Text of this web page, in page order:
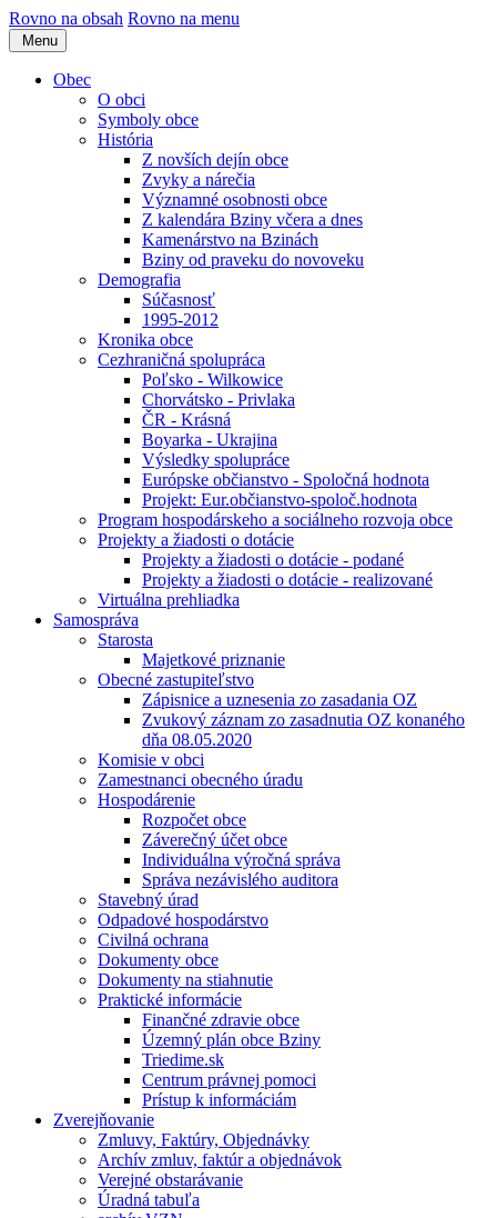
Rovno na obsah Rovno na menu
Menu
Obec
O obci
Symboly obce
História
Z novších dejín obce
Zvyky a nárečia
Významné osobnosti obce
Z kalendára Bziny včera a dnes
Kamenárstvo na Bzinách
Bziny od praveku do novoveku
Demografia
Súčasnosť
1995-2012
Kronika obce
Cezhraničná spolupráca
Poľsko - Wilkowice
Chorvátsko - Privlaka
ČR - Krásná
Boyarka - Ukrajina
Výsledky spolupráce
Európske občianstvo - Spoločná hodnota
Projekt: Eur.občianstvo-spoloč.hodnota
Program hospodárskeho a sociálneho rozvoja obce
Projekty a žiadosti o dotácie
Projekty a žiadosti o dotácie - podané
Projekty a žiadosti o dotácie - realizované
Virtuálna prehliadka
Samospráva
Starosta
Majetkové priznanie
Obecné zastupiteľstvo
Zápisnice a uznesenia zo zasadania OZ
Zvukový záznam zo zasadnutia OZ konaného
dňa 08.05.2020
Komisie v obci
Zamestnanci obecného úradu
Hospodárenie
Rozpočet obce
Záverečný účet obce
Individuálna výročná správa
Správa nezávislého auditora
Stavebný úrad
Odpadové hospodárstvo
Civilná ochrana
Dokumenty obce
Dokumenty na stiahnutie
Praktické informácie
Finančné zdravie obce
Územný plán obce Bziny
Triedime.sk
Centrum právnej pomoci
Prístup k informáciám
Zverejňovanie
Zmluvy, Faktúry, Objednávky
Archív zmluv, faktúr a objednávok
Verejné obstarávanie
Úradná tabuľa